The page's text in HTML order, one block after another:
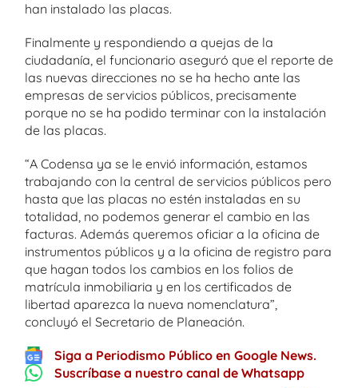
han instalado las placas.
Finalmente y respondiendo a quejas de la
ciudadanía, el funcionario aseguró que el reporte de
las nuevas direcciones no se ha hecho ante las
empresas de servicios públicos, precisamente
porque no se ha podido terminar con la instalación
de las placas.
“A Codensa ya se le envió información, estamos
trabajando con la central de servicios públicos pero
hasta que las placas no estén instaladas en su
totalidad, no podemos generar el cambio en las
facturas. Además queremos oficiar a la oficina de
instrumentos públicos y a la oficina de registro para
que hagan todos los cambios en los folios de
matrícula inmobiliaria y en los certificados de
libertad aparezca la nueva nomenclatura”,
concluyó el Secretario de Planeación.
Siga a Periodismo Público en Google News.
Suscríbase a nuestro canal de Whatsapp